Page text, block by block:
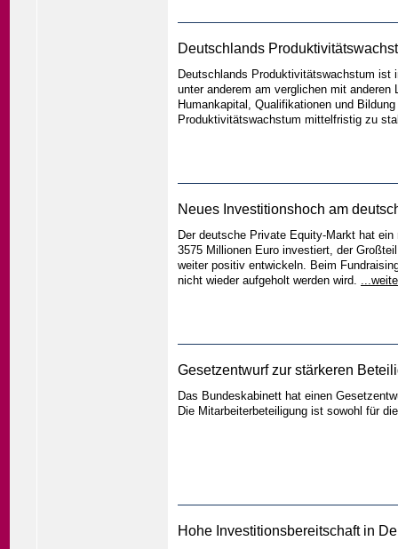
Deutschlands
Deutschlands Produktivitätswachstum ist
unter anderem am verglichen mit anderen
Humankapital, Qualifikationen und
Produktivitätswachstum mittelfristig zu
Neues Investitionshoch am
Der deutsche Private Equity-Markt hat
3575 Millionen Euro investiert, der
weiter positiv entwickeln. Beim
nicht wieder aufgeholt werden wird.
Gesetzentwurf zur stärkeren
Das Bundeskabinett hat einen
Die Mitarbeiterbeteiligung ist sowohl für
Hohe Investitionsbereitschaft in